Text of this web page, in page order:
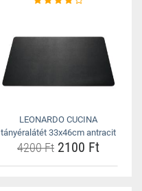
LEONARDO CUCINA
tányéralátét 33x46cm antracit
4200 Ft 2100 Ft